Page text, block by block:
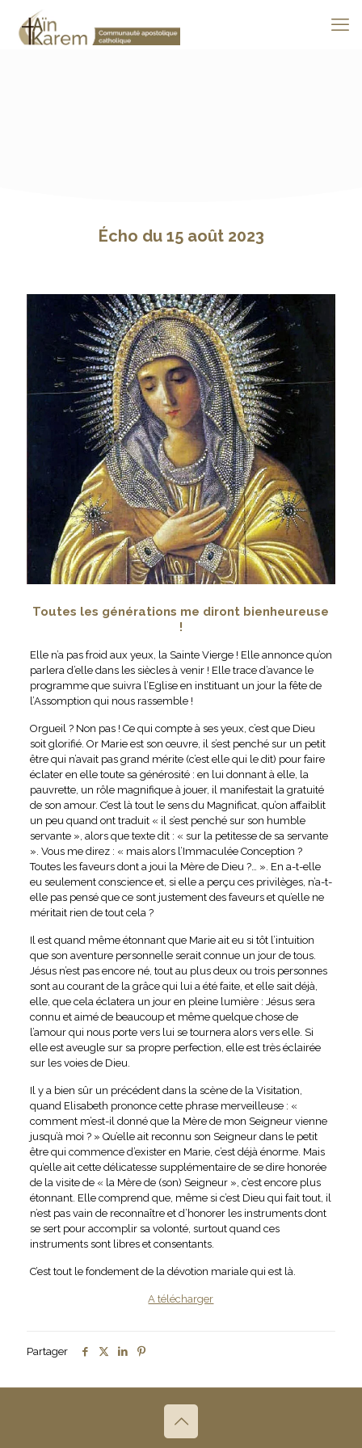
Écho du 15 août 2023
Toutes les générations me diront bienheureuse
!
Elle n’a pas froid aux yeux, la Sainte Vierge ! Elle annonce qu’on
parlera d’elle dans les siècles à venir ! Elle trace d’avance le
programme que suivra l’Eglise en instituant un jour la fête de
l’Assomption qui nous rassemble !
Orgueil ? Non pas ! Ce qui compte à ses yeux, c’est que Dieu
soit glorifié. Or Marie est son œuvre, il s’est penché sur un petit
être qui n’avait pas grand mérite (c’est elle qui le dit) pour faire
éclater en elle toute sa générosité : en lui donnant à elle, la
pauvrette, un rôle magnifique à jouer, il manifestait la gratuité
de son amour. C’est là tout le sens du Magnificat, qu’on affaiblit
un peu quand ont traduit « il s’est penché sur son humble
servante », alors que texte dit : « sur la petitesse de sa servante
». Vous me direz : « mais alors l’Immaculée Conception ?
Toutes les faveurs dont a joui la Mère de Dieu ?… ». En a-t-elle
eu seulement conscience et, si elle a perçu ces privilèges, n’a-t-
elle pas pensé que ce sont justement des faveurs et qu’elle ne
méritait rien de tout cela ?
Il est quand même étonnant que Marie ait eu si tôt l’intuition
que son aventure personnelle serait connue un jour de tous.
Jésus n’est pas encore né, tout au plus deux ou trois personnes
sont au courant de la grâce qui lui a été faite, et elle sait déjà,
elle, que cela éclatera un jour en pleine lumière : Jésus sera
connu et aimé de beaucoup et même quelque chose de
l’amour qui nous porte vers lui se tournera alors vers elle. Si
elle est aveugle sur sa propre perfection, elle est très éclairée
sur les voies de Dieu.
Il y a bien sûr un précédent dans la scène de la Visitation,
quand Elisabeth prononce cette phrase merveilleuse : «
comment m’est-il donné que la Mère de mon Seigneur vienne
jusqu’à moi ? » Qu’elle ait reconnu son Seigneur dans le petit
être qui commence d’exister en Marie, c’est déjà énorme. Mais
qu’elle ait cette délicatesse supplémentaire de se dire honorée
de la visite de « la Mère de (son) Seigneur », c’est encore plus
étonnant. Elle comprend que, même si c’est Dieu qui fait tout, il
n’est pas vain de reconnaître et d’honorer les instruments dont
se sert pour accomplir sa volonté, surtout quand ces
instruments sont libres et consentants.
C’est tout le fondement de la dévotion mariale qui est là.
A télécharger
Partager